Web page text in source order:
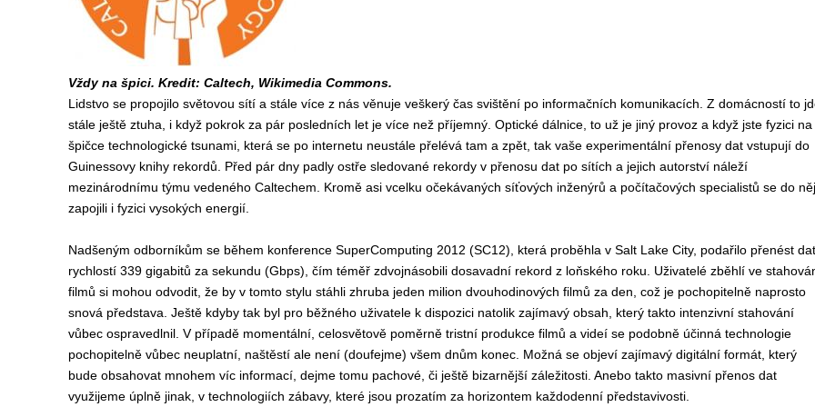
Vždy na špici. Kredit: Caltech, Wikimedia Commons.
Lidstvo se propojilo světovou sítí a stále více z nás věnuje veškerý čas svištění po informačních komunikacích. Z domácností to
stále ještě ztuha, i když pokrok za pár posledních let je více než příjemný. Optické dálnice, to už je jiný provoz a když jste fyzici na
špičce technologické tsunami, která se po internetu neustále přelévá tam a zpět, tak vaše experimentální přenosy dat vstupují do
Guinessovy knihy rekordů. Před pár dny padly ostře sledované rekordy v přenosu dat po sítích a jejich autorství náleží
mezinárodnímu týmu vedeného Caltechem. Kromě asi vcelku očekávaných síťových inženýrů a počítačových specialistů se do něj
zapojili i fyzici vysokých energií.
Nadšeným odborníkům se během konference SuperComputing 2012 (SC12), která proběhla v Salt Lake City, podařilo přenést
rychlostí 339 gigabitů za sekundu (Gbps), čím téměř zdvojnásobili dosavadní rekord z loňského roku. Uživatelé zběhlí ve
filmů si mohou odvodit, že by v tomto stylu stáhli zhruba jeden milion dvouhodinových filmů za den, což je pochopitelně naprosto
snová představa. Ještě kdyby tak byl pro běžného uživatele k dispozici natolik zajímavý obsah, který takto intenzivní stahování
vůbec ospravedlnil. V případě momentální, celosvětově poměrně tristní produkce filmů a videí se podobně účinná technologie
pochopitelně vůbec neuplatní, naštěstí ale není (doufejme) všem dnům konec. Možná se objeví zajímavý digitální formát, který
bude obsahovat mnohem víc informací, dejme tomu pachové, či ještě bizarnější záležitosti. Anebo takto masivní přenos dat
využijeme úplně jinak, v technologiích zábavy, které jsou prozatím za horizontem každodenní představivosti.